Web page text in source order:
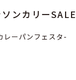
ンカリーSALE
ーパンフェスタ-